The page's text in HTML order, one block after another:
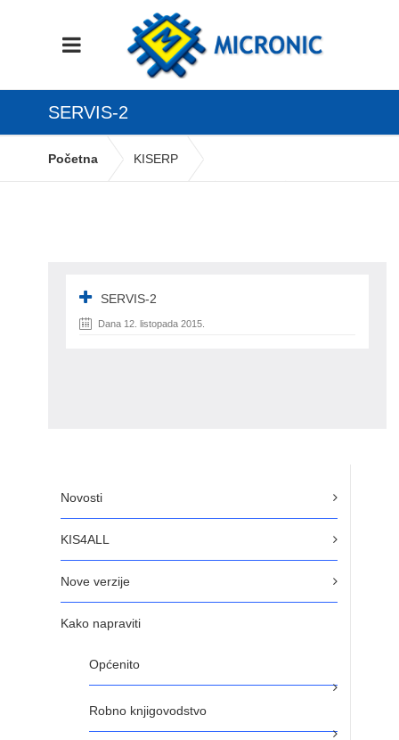
SERVIS-2
Početna KISERP
Novosti
KIS4ALL
Nove verzije
Kako napraviti
Općenito
Robno knjigovodstvo
SERVIS-2
Dana 12. listopada 2015.